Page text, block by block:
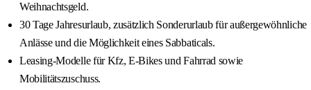
Weihnachtsgeld.
30 Tage Jahresurlaub, zusätzlich Sonderurlaub für außergewöhnliche
Anlässe und die Möglichkeit eines Sabbaticals.
Leasing-Modelle für Kfz, E-Bikes und Fahrrad sowie
Mobilitätszuschuss.